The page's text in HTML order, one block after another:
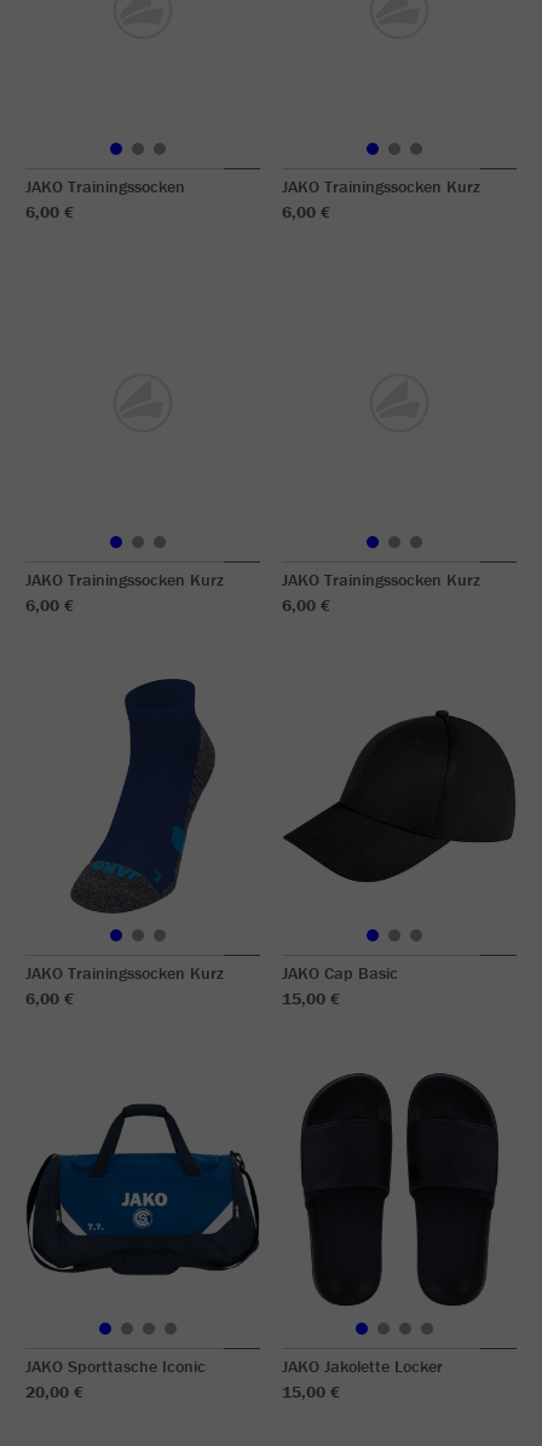
JAKO Trainingssocken
6,00 €
JAKO Trainingssocken Kurz
6,00 €
JAKO Trainingssocken Kurz
6,00 €
JAKO Trainingssocken Kurz
6,00 €
JAKO Trainingssocken Kurz
6,00 €
JAKO Cap Basic
15,00 €
JAKO Sporttasche Iconic
20,00 €
JAKO Jakolette Locker
15,00 €